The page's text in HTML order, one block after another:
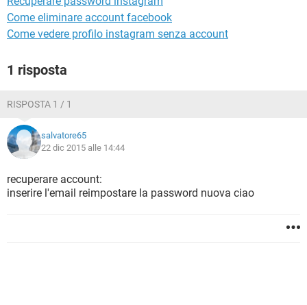
Come eliminare account facebook
Come vedere profilo instagram senza account
1 risposta
RISPOSTA 1 / 1
salvatore65
22 dic 2015 alle 14:44
recuperare account:
inserire l'email reimpostare la password nuova ciao